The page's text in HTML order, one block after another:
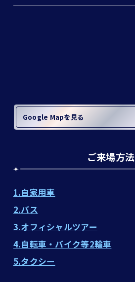
Google Mapを見る
ご来場方法
1.自家用車
2.バス
3.オフィシャルツアー
4.自転車・バイク等2輪車
5.タクシー